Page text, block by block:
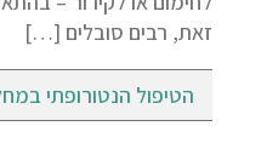
זאת, רבים סובלים […]
הטיפול הנטורופתי